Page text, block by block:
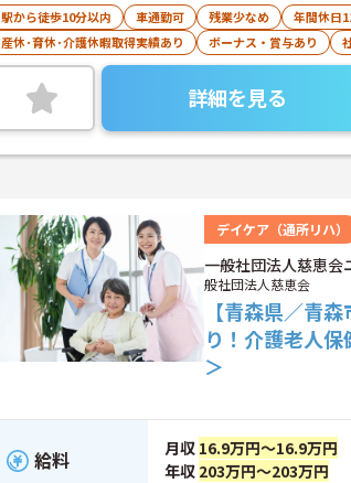
駅から徒歩10分以内 車通勤可 残業少なめ 年間休日
産休･育休･介護休暇取得実績あり
ボーナス・賞与あり
詳細を見る
デイケア（通所リハ）
一般社団法人慈恵
般社団法人慈恵会
【青森県／青
り！介護老人
＞
給料 月収 16.9万円～16.9万円
年収 203万円～203万円